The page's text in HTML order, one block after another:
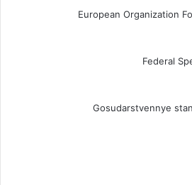
European Organization
Federal
Gosudarstvennye